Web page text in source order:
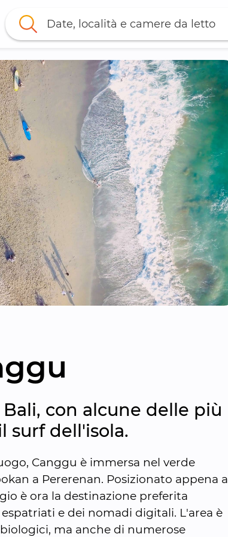
Date, località e camere da letto
con alcune delle più
surf dell'isola.
Canggu è immersa nel verde
a Pererenan. Posizionato appena a
è ora la destinazione preferita
e dei nomadi digitali. L'area è
ma anche di numerose